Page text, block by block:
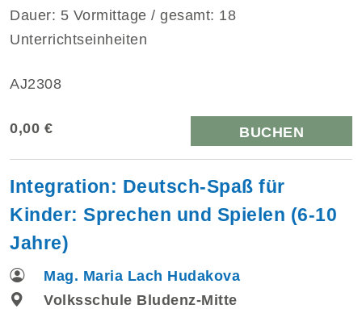
Dauer: 5 Vormittage / gesamt: 18
Unterrichtseinheiten
AJ2308
0,00 € BUCHEN
Integration: Deutsch-Spaß für
Kinder: Sprechen und Spielen (6-10
Jahre)
Mag. Maria Lach Hudakova
Volksschule Bludenz-Mitte